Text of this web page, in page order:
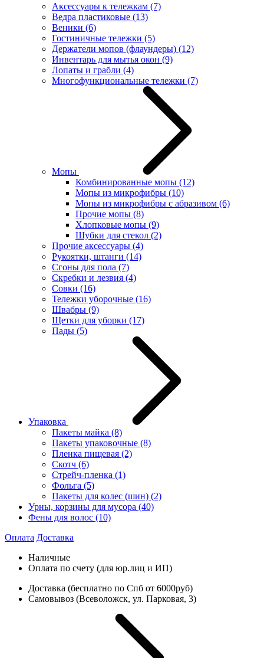
Аксессуары к тележкам (7)
Ведра пластиковые (13)
Веники (6)
Гостиничные тележки (5)
Держатели мопов (флаундеры) (12)
Инвентарь для мытья окон (9)
Лопаты и грабли (4)
Многофункциональные тележки (7)
Мопы
Комбинированные мопы (12)
Мопы из микрофибры (10)
Мопы из микрофибры с абразивом (6)
Прочие мопы (8)
Хлопковые мопы (9)
Шубки для стекол (2)
Прочие аксессуары (4)
Рукоятки, штанги (14)
Сгоны для пола (7)
Скребки и лезвия (4)
Совки (16)
Тележки уборочные (16)
Швабры (9)
Щетки для уборки (17)
Пады (5)
Упаковка
Пакеты майка (8)
Пакеты упаковочные (8)
Пленка пищевая (2)
Скотч (6)
Стрейч-пленка (1)
Фольга (5)
Пакеты для колес (шин) (2)
Урны, корзины для мусора (40)
Фены для волос (10)
Оплата Доставка
Наличные
Оплата по счету (для юр.лиц и ИП)
Доставка (бесплатно по Спб от 6000руб)
Самовывоз (Всеволожск, ул. Парковая, 3)